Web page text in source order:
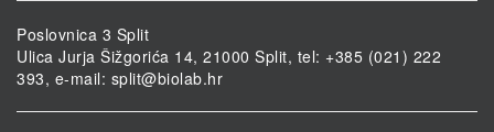
Poslovnica 3 Split
Ulica Jurja Šižgorića 14, 21000 Split, tel: +385 (021) 222
393, e-mail: split@biolab.hr